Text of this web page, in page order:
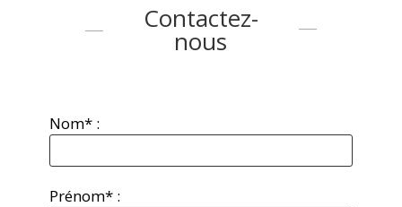
Contactez-
nous
Nom* :
Prénom* :